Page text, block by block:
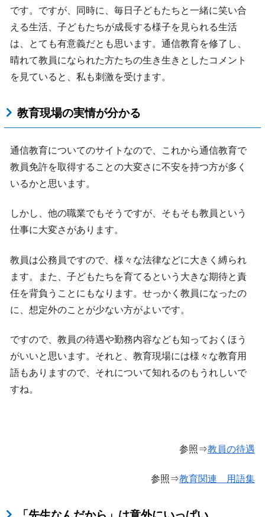
です。ですが、同時に、毎日子どもたちと一緒に笑い合
える生活、子どもたちが成長する様子を見られる生活
は、とても有意義だとも思います。通信教育を修了し、
晴れて教員になられた方たちの生き生きとしたコメント
を見ていると、私も刺激を受けます。
教育現場の実情が分かる
通信教育についてのサイトなので、これから通信教育で
教員免許を取得することの大変さに不安を持つ方が多く
いるかと思います。
しかし、他の職業でもそうですが、そもそも教員という
仕事に大変さがあります。
教員は公務員ですので、様々な法律などに大きく縛られ
ます。また、子どもたちを育てるという大きな期待と責
任を背負うことにもなります。せっかく教員になったの
に、想定外のことが少ない方がよいです。
ですので、教員の待遇や勤務内容なども知っておくほう
がいいと思います。それと、教育現場には様々な教育用
語もありますので、それについて知れるのもうれしいで
すね。
参照⇒教員の待遇
参照⇒教育関連 用語集